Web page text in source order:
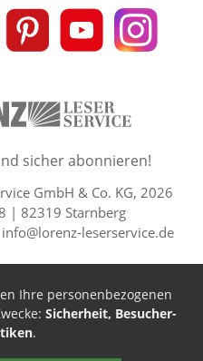
Lorenz
Leserservice
Lorenz
Leserservice
Lorenz
50 Lesefreude im Abo Jahre
sicher abonnieren!
GmbH & Co. KG, 2026
| 82319 Starnberg
info@lorenz-leserservice.de
Ihre personenbezogenen
Sicherheit, Besucher-
.